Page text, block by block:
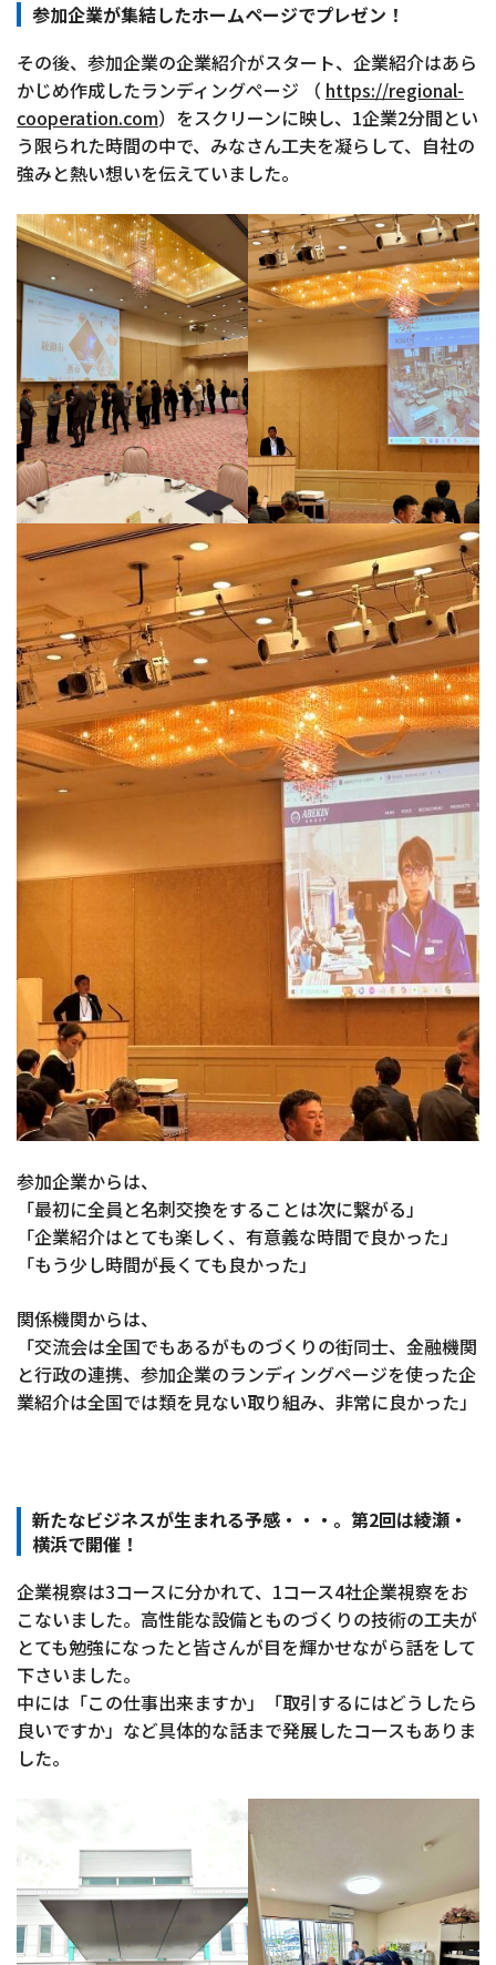
参加企業が集結したホームページでプレゼン！
その後、参加企業の企業紹介がスタート、企業紹介はあら
かじめ作成したランディングページ
（ https://regional-
cooperation.com） をスクリーンに映し、1企業2分間とい
う限られた時間の中で、みなさん工夫を凝らして、自社の
強みと熱い想いを伝えていました。
参加企業からは、
「最初に全員と名刺交換をすることは次に繋がる」
「企業紹介はとても楽しく、有意義な時間で良かった」
「もう少し時間が長くても良かった」
関係機関からは、
「交流会は全国でもあるがものづくりの街同士、金融機関
と行政の連携、参加企業のランディングページを使った企
業紹介は全国では類を見ない取り組み、非常に良かった」
新たなビジネスが生まれる予感・・・。第2回は綾瀬・
横浜で開催！
企業視察は3コースに分かれて、1コース4社企業視察をお
こないました。高性能な設備とものづくりの技術の工夫が
とても勉強になったと皆さんが目を輝かせながら話をして
下さいました。
中には「この仕事出来ますか」「取引するにはどうしたら
良いですか」など具体的な話まで発展したコースもありま
した。